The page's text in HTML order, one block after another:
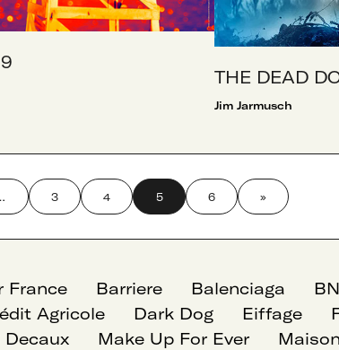
THE DEAD
Jim Jarmusch
3 4 5 6 »
France Barriere Balenciaga
Agricole
Dark Dog Eiffage
Decaux
Make Up For Ever